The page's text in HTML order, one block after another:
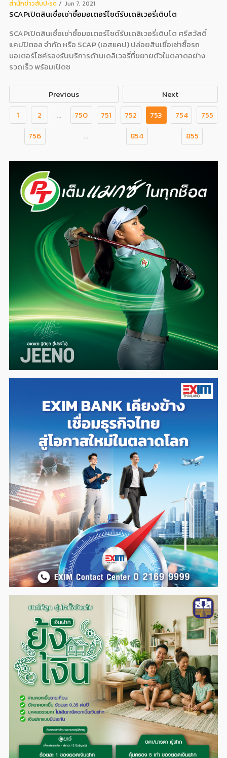
สํานักข่าวสับปะรด Jun 7, 2021
SCAPเปิดสินเชื่อเช่าซื้อมอเตอร์ไซด์รับเดลิเวอรี่เติบโต
SCAPเปิดสินเชื่อเช่าซื้อมอเตอร์ไซด์รับเดลิเวอรี่เติบโต ศรีสวัสดิ์
แคปปิตอล จำกัด หรือ SCAP (เอสแคป) ปล่อยสินเชื่อเช่าซื้อรถ
มอเตอร์ไซค์รองรับบริการด้านเดลิเวอรี่ที่ขยายตัวในตลาดอย่าง
รวดเร็ว พร้อมเปิดช
Previous
Next
1
2 ... 750 751 752 753 754
755
756
... 854 855